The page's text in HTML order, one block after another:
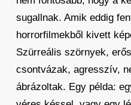
sugallnak. Amik eddig
horrorfilmekből kivett
Szürreális szörnyek,
csontvázak, agresszív,
ábrázoltak. Egy példa: